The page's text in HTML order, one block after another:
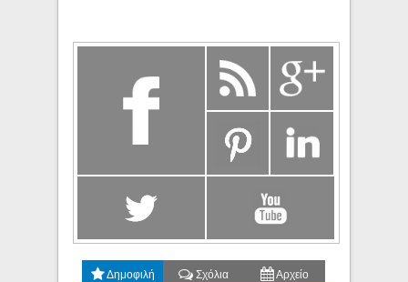
Δημοφιλή Σχόλια Αρχείο